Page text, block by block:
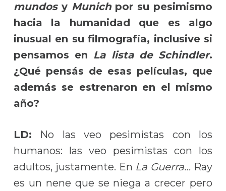
mundos yMunichpor su pesimismo
hacia la humanidad que es algo
inusual en su filmografía, inclusive si
pensamos en La lista de Schindler.
¿Qué pensás de esas películas, que
además se estrenaron en el mismo
año?
LD: No las veo pesimistas con los
humanos: las veo pesimistas con los
adultos, justamente. En La Guerra… Ray
es un nene que se niega a crecer pero